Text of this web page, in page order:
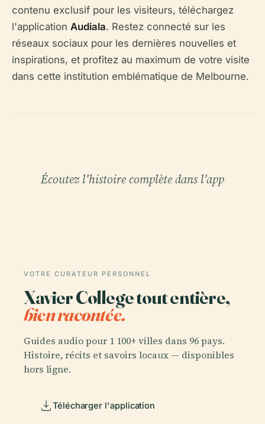
contenu exclusif pour les visiteurs, téléchargez
l'application Audiala. Restez connecté sur les
réseaux sociaux pour les dernières nouvelles et
inspirations, et profitez au maximum de votre visite
dans cette institution emblématique de Melbourne.
Écoutez l'histoire complète dans l'app
VOTRE CURATEUR PERSONNEL
Xavier College tout entière,
bien racontée.
Guides audio pour 1 100+ villes dans 96 pays.
Histoire, récits et savoirs locaux — disponibles
hors ligne.
Télécharger l'application